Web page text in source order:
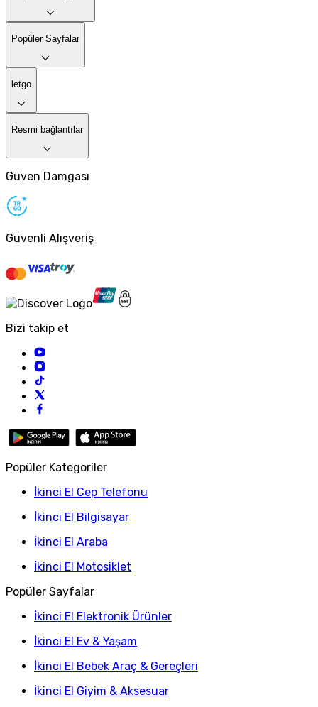
Popüler Sayfalar
letgo
Resmi bağlantılar
Güven Damgası
Güvenli Alışveriş
Bizi takip et
Popüler Kategoriler
İkinci El Cep Telefonu
İkinci El Bilgisayar
İkinci El Araba
İkinci El Motosiklet
Popüler Sayfalar
İkinci El Elektronik Ürünler
İkinci El Ev & Yaşam
İkinci El Bebek Araç & Gereçleri
İkinci El Giyim & Aksesuar